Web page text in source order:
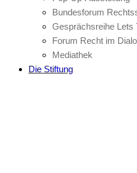
Bundesforum
Gesprächsreihe Lets
Forum Recht im
Mediathek
Die Stiftung